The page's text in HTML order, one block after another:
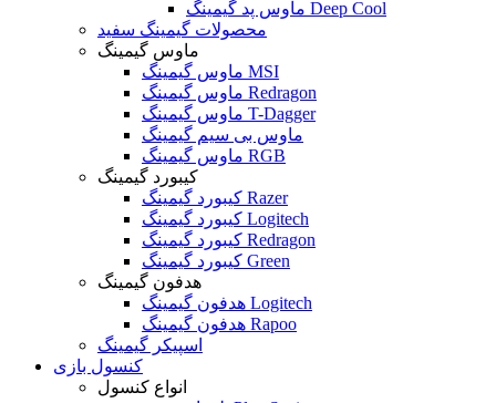
ماوس پد گیمینگ Deep Cool
محصولات گیمینگ سفید
ماوس گیمینگ
ماوس گیمینگ MSI
ماوس گیمینگ Redragon
ماوس گیمینگ T-Dagger
ماوس بی سیم گیمینگ
ماوس گیمینگ RGB
کیبورد گیمینگ
کیبورد گیمینگ Razer
کیبورد گیمینگ Logitech
کیبورد گیمینگ Redragon
کیبورد گیمینگ Green
هدفون گیمینگ
هدفون گیمینگ Logitech
هدفون گیمینگ Rapoo
اسپیکر گیمینگ
کنسول بازی
انواع کنسول